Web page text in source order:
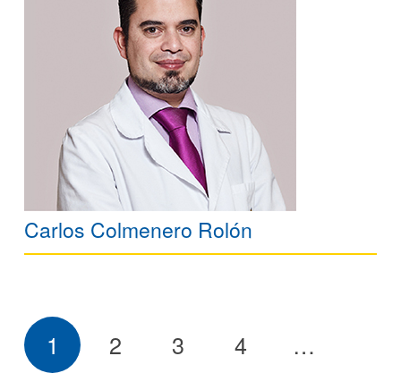
Carlos Colmenero Rolón
1 2 3 4
…